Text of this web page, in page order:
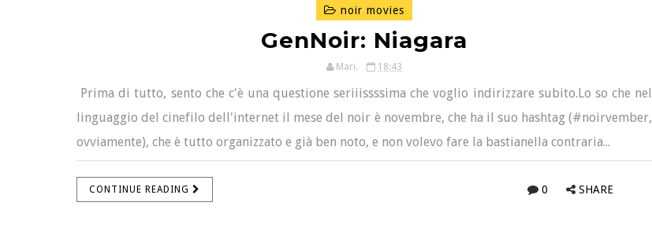
noir movies
GenNoir: Niagara
Mari. 18:43
Prima di tutto, sento che c'è una questione seriiissssima che voglio indirizzare subito.Lo so che nel
linguaggio del cinefilo dell'internet il mese del noir è novembre, che ha il suo hashtag (#noirvember,
ovviamente), che è tutto organizzato e già ben noto, e non volevo fare la bastianella contraria...
CONTINUE READING 0 SHARE